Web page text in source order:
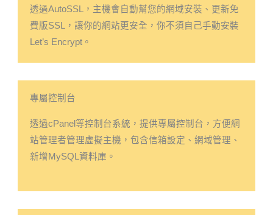
透過AutoSSL，主機會自動幫您的網域安裝、更新免
費版SSL，讓你的網站更安全，你不須自己手動安裝
Let’s Encrypt。
專屬控制台
透過cPanel等控制台系統，提供專屬控制台，方便網
站管理者管理虛擬主機，包含信箱設定、網域管理、
新增MySQL資料庫。